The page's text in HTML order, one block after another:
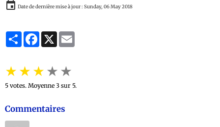
Date de dernière mise à jour : Sunday, 06 May 2018
PartagerFacebook
X
★★★★★
5 votes. Moyenne 3 sur 5.
Commentaires